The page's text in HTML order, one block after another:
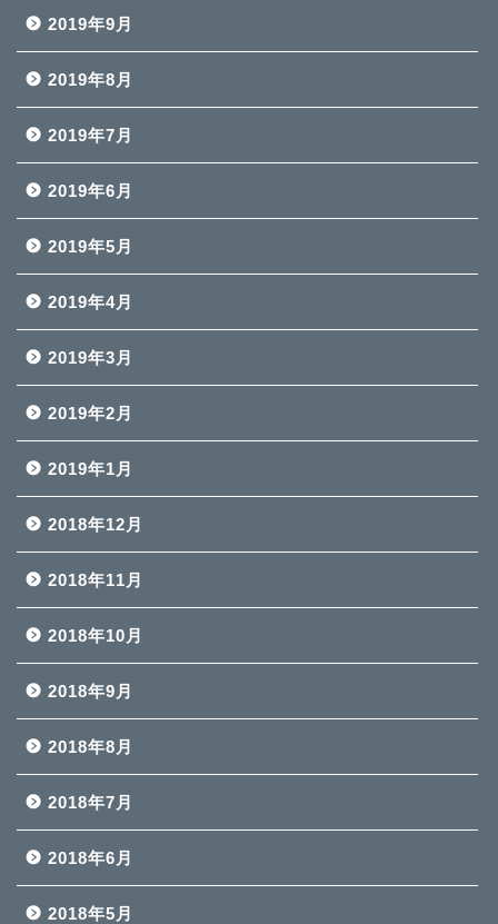
2019年9月
2019年8月
2019年7月
2019年6月
2019年5月
2019年4月
2019年3月
2019年2月
2019年1月
2018年12月
2018年11月
2018年10月
2018年9月
2018年8月
2018年7月
2018年6月
2018年5月